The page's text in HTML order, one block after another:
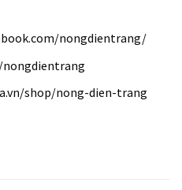
nongdientrang/
shop/nong-dien-trang